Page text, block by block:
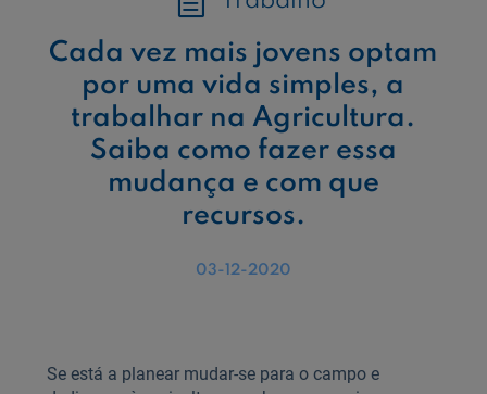
Cada vez mais jovens optam
por uma vida simples, a
trabalhar na Agricultura.
Saiba como fazer essa
mudança e com que
recursos.
03-12-2020
Se está a planear mudar-se para o campo e